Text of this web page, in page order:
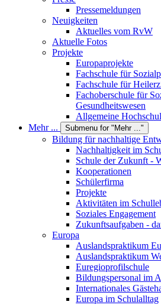
Pressemeldungen
Neuigkeiten
Aktuelles vom RvW
Aktuelle Fotos
Projekte
Europaprojekte
Fachschule für
Fachschule für
Fachoberschule für
Gesundheitswesen
Allgemeine
Mehr ...
Submenu for "Mehr ..."
Bildung für nachhaltige
Nachhaltigkeit im
Schule der Zukunft -
Kooperationen
Schülerfirma
Projekte
Aktivitäten im
Soziales Engagement
Zukunftsaufgaben -
Europa
Auslandspraktikum
Auslandspraktikum
Euregioprofilschule
Bildungspersonal im
Internationales
Europa im Schulalltag